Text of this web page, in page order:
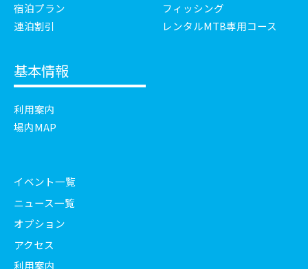
宿泊プラン
連泊割引
フィッシング
レンタルMTB専用コース
基本情報
利用案内
場内MAP
イベント一覧
ニュース一覧
オプション
アクセス
利用案内